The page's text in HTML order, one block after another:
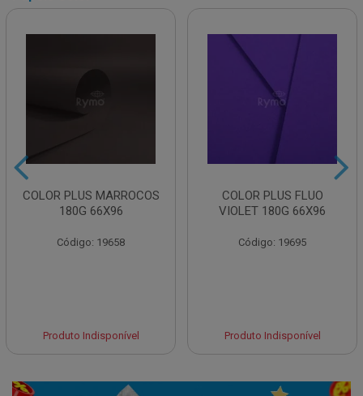
COLOR PLUS MARROCOS
180G 66X96
Código: 19658
Produto Indisponível
COLOR PLUS FLUO
VIOLET 180G 66X96
Código: 19695
Produto Indisponível